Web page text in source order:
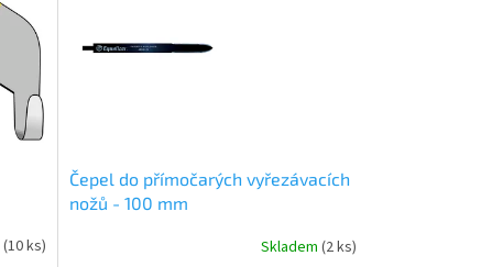
(10 ks)
Čepel do přímočarých vyřezávacích
nožů - 100 mm
Skladem (2 ks)